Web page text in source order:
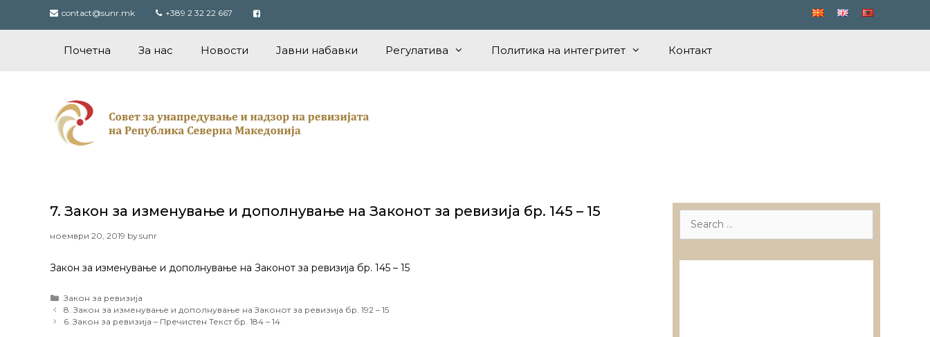
contact@sunr.mk +389 2 32 22 667
Почетна За нас Новости Јавни набавки Регулатива Политика на интегритет Контакт
7. Закон за изменување и дополнување на Законот за ревизија бр. 145 – 15
ноември 20, 2019 bysunr
Закон за изменување и дополнување на Законот за ревизија бр. 145 – 15
Categories
Закон за ревизија
Post
navigation
8. Закон за изменување и дополнување на Законот за ревизија бр. 192 – 15
6. Закон за ревизија – Пречистен Текст бр. 184 – 14
Search